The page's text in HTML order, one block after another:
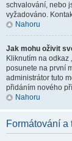
schvalování, nebo
vyžadováno.
Nahoru
Jak mohu oživit
Kliknutím na odkaz
posunete na první
administrátor tuto
přidáním nového
Nahoru
Formátování a